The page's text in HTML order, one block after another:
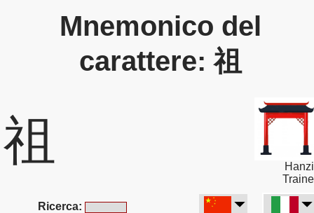
Mnemonico del
carattere: 祖
祖
Ricerca: